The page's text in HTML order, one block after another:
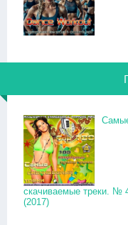
скачиваемые треки. №
(2017)